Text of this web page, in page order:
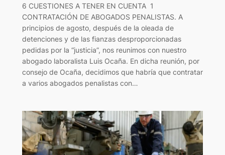
6 CUESTIONES A TENER EN CUENTA 1
CONTRATACIÓN DE ABOGADOS PENALISTAS. A
principios de agosto, después de la oleada de
detenciones y de las fianzas desproporcionadas
pedidas por la “justicia”, nos reunimos con nuestro
abogado laboralista Luis Ocaña. En dicha reunión, por
consejo de Ocaña, decidimos que habría que contratar
a varios abogados penalistas con…